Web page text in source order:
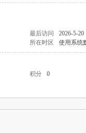
最后访问
2026-5-20
所在时区 使用系统
积分
0